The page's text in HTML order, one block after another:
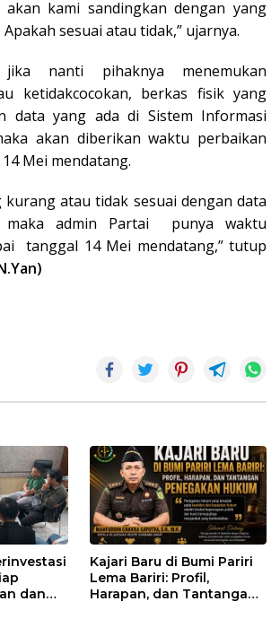
kami sandingkan dengan yang
sesuai atau tidak,” ujarnya.
jika nanti pihaknya menemukan
ketidakcocokan, berkas fisik yang
data yang ada di Sistem Informasi
akan diberikan waktu perbaikan
Mei mendatang.
kurang atau tidak sesuai dengan data
maka admin Partai punya waktu
tanggal 14 Mei mendatang,” tutup
dan
Kajari Baru di Bumi Pariri
Lema Bariri: Profil,
Harapan, dan Tantangan